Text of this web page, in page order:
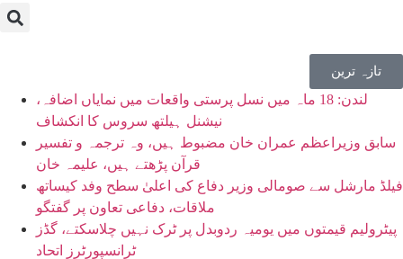
تازہ ترین
لندن: 18 ماہ میں نسل پرستی واقعات میں نمایاں اضافہ،
نیشنل ہیلتھ سروس کا انکشاف
سابق وزیراعظم عمران خان مضبوط ہیں، وہ ترجمہ و تفسیر
قرآن پڑھتے ہیں، علیمہ خان
فیلڈ مارشل سے صومالی وزیر دفاع کی اعلیٰ سطح وفد کیساتھ
ملاقات، دفاعی تعاون پر گفتگو
پیٹرولیم قیمتوں میں یومیہ ردوبدل پر ٹرک نہیں چلاسکتے، گڈز
ٹرانسپورٹرز اتحاد